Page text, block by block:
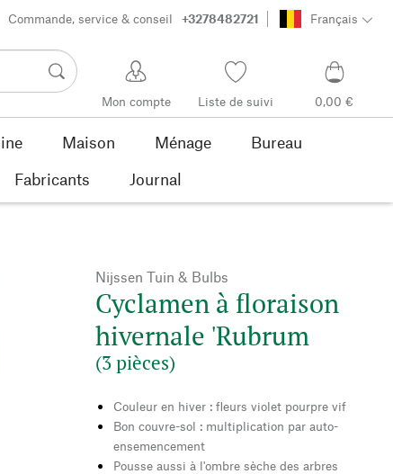
Commande, service & conseil +3278482721 Français
Mon compte Liste de suivi 0,00 €
Maison Ménage
Bureau
Fabricants Journal
Nijssen Tuin & Bulbs
Cyclamen à floraison
hivernale 'Rubrum
(3 pièces)
Couleur en hiver : fleurs violet pourpre vif
Bon couvre-sol : multiplication par auto-
ensemencement
Pousse aussi à l'ombre sèche des arbres